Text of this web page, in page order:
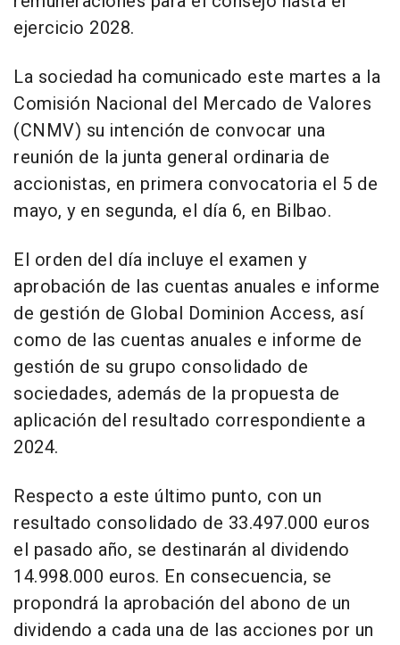
ejercicio 2028.
La sociedad ha comunicado este martes a la
Comisión Nacional del Mercado de Valores
(CNMV) su intención de convocar una
reunión de la junta general ordinaria de
accionistas, en primera convocatoria el 5 de
mayo, y en segunda, el día 6, en Bilbao.
El orden del día incluye el examen y
aprobación de las cuentas anuales e informe
de gestión de Global Dominion Access, así
como de las cuentas anuales e informe de
gestión de su grupo consolidado de
sociedades, además de la propuesta de
aplicación del resultado correspondiente a
2024.
Respecto a este último punto, con un
resultado consolidado de 33.497.000 euros
el pasado año, se destinarán al dividendo
14.998.000 euros. En consecuencia, se
propondrá la aprobación del abono de un
dividendo a cada una de las acciones por un